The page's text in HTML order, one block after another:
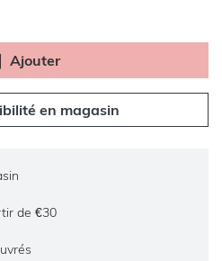
Ajouter
en magasin
de €30